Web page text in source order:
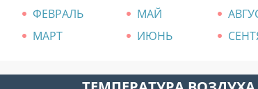
ФЕВРАЛЬ
МАЙ
МАРТ
ИЮНЬ